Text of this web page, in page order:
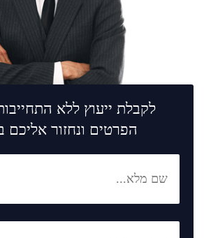
לקבלת ייעוץ ללא
הפרטים ונחזור